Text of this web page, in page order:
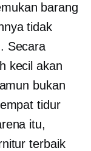
barang
tidak
Secara
kecil akan
bukan
tidur
itu,
terbaik